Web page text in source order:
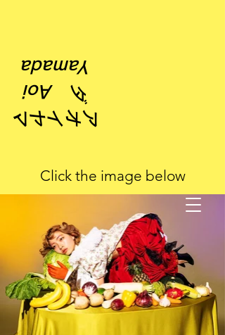
アオイヤマ
ダ Aoi
Yamada
​Click the image below